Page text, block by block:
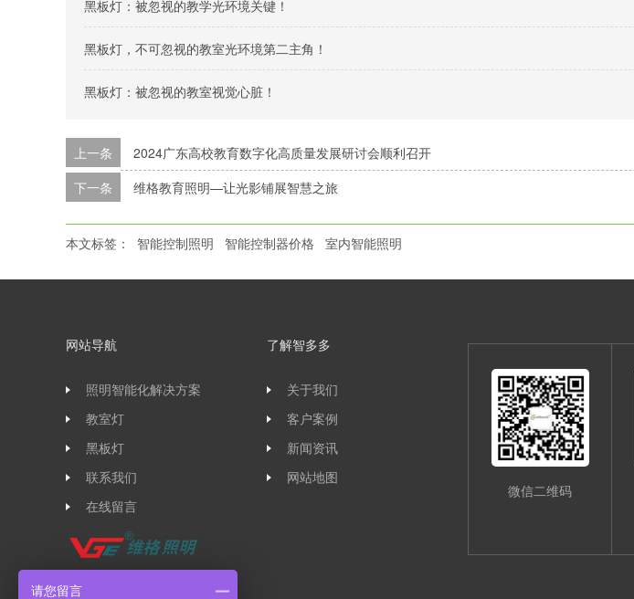
黑板灯：被忽视的教学光环境关键！
黑板灯，不可忽视的教室光环境第二主角！
黑板灯：被忽视的教室视觉心脏！
上一条
2024广东高校教育数字化高质量发展研讨会顺利召开
下一条 维格教育照明—让光影铺展智慧之旅
本文标签： 智能控制照明 智能控制器价格 室内智能照明
网站导航
照明智能化解决方案
教室灯
黑板灯
联系我们
在线留言
了解智多多
关于我们
客户案例
新闻资讯
网站地图
微信二维码
请您留言